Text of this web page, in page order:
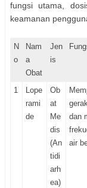
fungsi utama,
keamanan
N
o
Nam
a
Obat
Jen
is
1
Lope
rami
de
Ob
at
Me
dis
(An
tidi
arh
ea)
dan
air